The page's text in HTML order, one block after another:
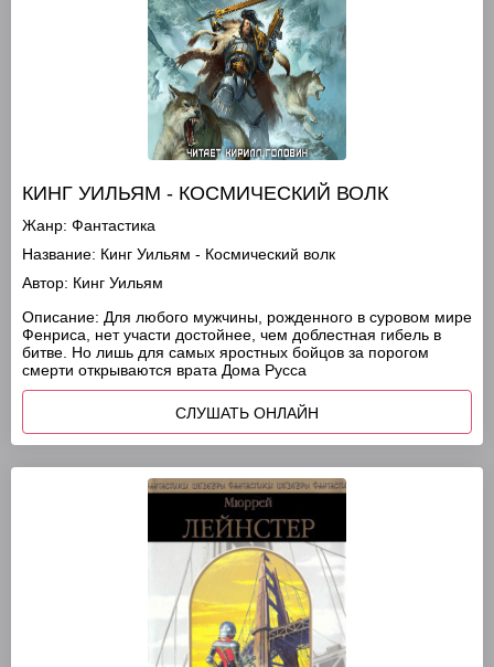
КИНГ УИЛЬЯМ - КОСМИЧЕСКИЙ ВОЛК
Жанр: Фантастика
Название: Кинг Уильям - Космический волк
Автор: Кинг Уильям
Описание: Для любого мужчины, рожденного в суровом мире
Фенриса, нет участи достойнее, чем доблестная гибель в
битве. Но лишь для самых яростных бойцов за порогом
смерти открываются врата Дома Русса
СЛУШАТЬ ОНЛАЙН